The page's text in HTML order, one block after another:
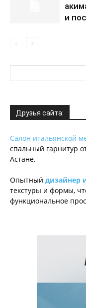
и
Друзья сайта:
Салон итальянской
спальный гарнитур
Астане.
Опытный дизайнер
текстуры и формы,
функциональное